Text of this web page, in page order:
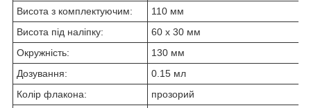
Висота з комплектуючим:
110 мм
Висота під наліпку:
60 х 30 мм
Окружність:
130 мм
Дозування:
0.15 мл
Колір флакона:
прозорий